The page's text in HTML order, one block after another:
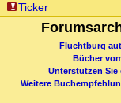
Ticker
Fluchtburg
Bücher
Unterstützen Sie
Weitere